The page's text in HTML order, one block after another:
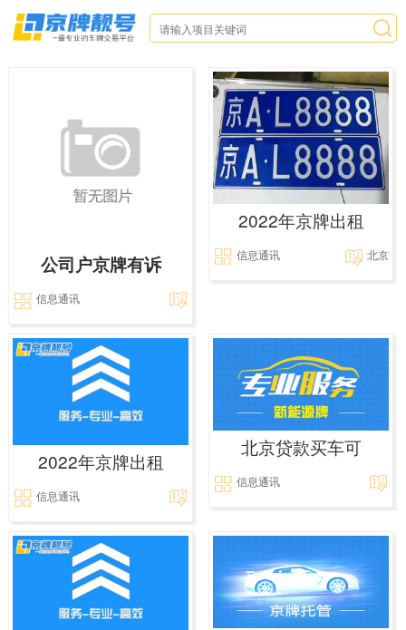
公司户京牌有诉
信息通讯
2022年京牌出租
信息通讯 北京
2022年京牌出租
信息通讯
北京贷款买车可
信息通讯